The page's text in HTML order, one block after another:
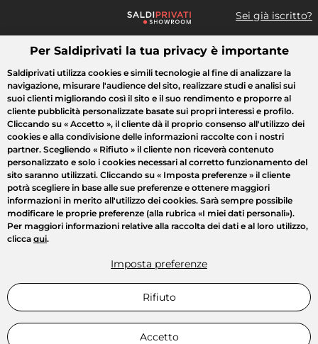
Sei già iscritto?
Cosa cerchi?
Tutte le vendite Moda Casa Bellezza Elettrodomestici
Per Saldiprivati la tua privacy è importante
Saldiprivati utilizza cookies e simili tecnologie al fine di analizzare la
navigazione, misurare l'audience del sito, realizzare studi e analisi sui
suoi clienti migliorando così il sito e il suo rendimento e proporre al
cliente pubblicità personalizzate basate sui propri interessi e profilo.
Cliccando su « Accetto », il cliente dà il proprio consenso all'utilizzo dei
cookies e alla condivisione delle informazioni raccolte con i nostri
partner. Scegliendo « Rifiuto » il cliente non riceverà contenuto
personalizzato e solo i cookies necessari al corretto funzionamento del
sito saranno utilizzati. Cliccando su « Imposta preferenze » il cliente
potrà scegliere in base alle sue preferenze e ottenere maggiori
informazioni in merito all'utilizzo dei cookies. Sarà sempre possibile
modificare le proprie preferenze (alla rubrica «I miei dati personali»).
Per maggiori informazioni relative alla raccolta dei dati e al loro utilizzo,
clicca qui.
Imposta preferenze
Rifiuto
Accetto